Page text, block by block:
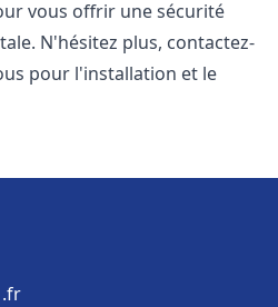
vous offrir une sécurité
N'hésitez plus, contactez-
pour l'installation et le